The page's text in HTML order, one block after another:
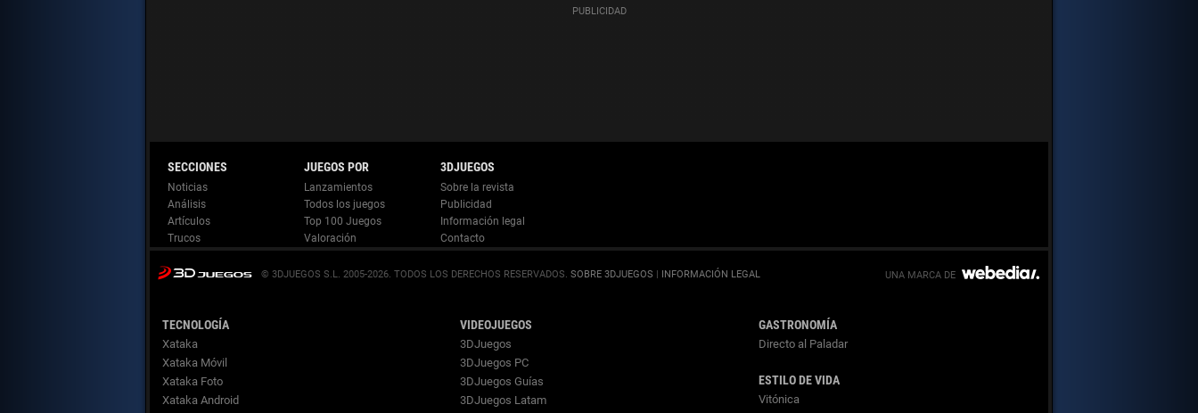
Noticias
Análisis
Artículos
Trucos
Lanzamientos
Todos los juegos
Top 100 Juegos
Valoración
Información legal
© 3DJUEGOS S.L. 2005-2026. . SOBRE 3DJUEGOS | INFORMACIÓN LEGAL
TECNOLOGÍA
Xataka
Xataka Móvil
Xataka Foto
Xataka Android
VIDEOJUEGOS
3DJuegos
3DJuegos PC
3DJuegos Guías
3DJuegos Latam
GASTRONOMÍA
Directo al Paladar
ESTILO DE VIDA
Vitónica